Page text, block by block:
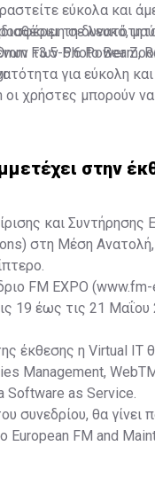
εύκολα και
τη
των Photo Beam,
σε λευκό,
F3.5-5.6 Power
για εύκολη
χρήστες μπορούν
στην
και
στη Μέση Ανατολή,
FM EXPO
19 έως τις 21 Μαΐου
έκθεσης η Virtual IT
Management,
Software as Service.
συνεδρίου, θα
European FM and